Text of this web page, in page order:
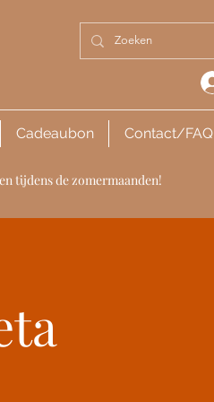
Cadeaubon Contact/FAQ
tijdens de zomermaanden!